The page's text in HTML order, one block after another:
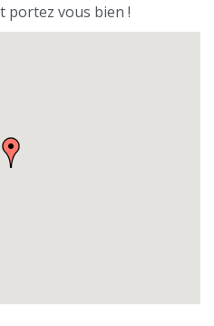
portez vous bien !